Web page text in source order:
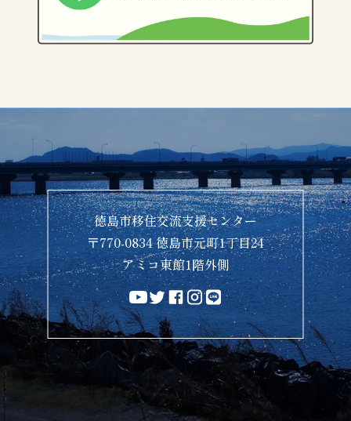
徳島市移住交流支援センター
〒770-0834 徳島市元町1丁目24
アミコ東館1階外側